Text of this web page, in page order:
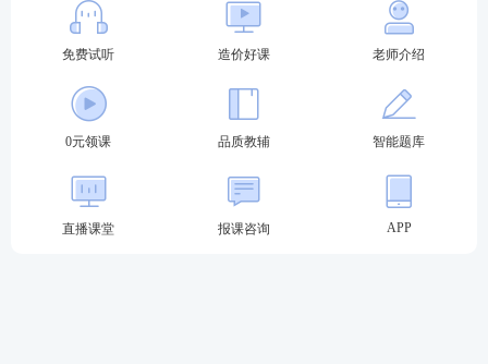
球墨
很好，成本低廉
，生产方便，在工业
中得到了广泛的应用。球墨铸铁的
分要求比较严格，与灰铸铁相比，它
来代
替钢
制造
重要
零
件，
轴、
连杆
和凸
免费试听 造价好课 老师介绍
0元领课 品质教辅 智能题库
直播课堂 报课咨询 APP